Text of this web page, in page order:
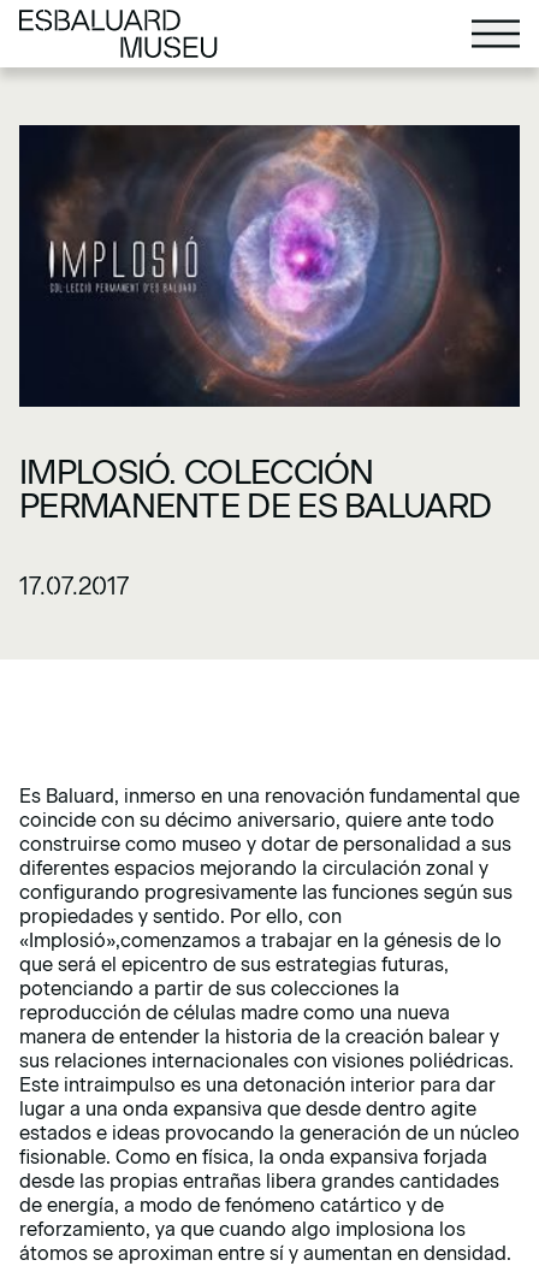
IMPLOSIÓ. COLECCIÓN
PERMANENTE DE ES BALUARD
17.07.2017
Es Baluard, inmerso en una renovación fundamental que
coincide con su décimo aniversario, quiere ante todo
construirse como museo y dotar de personalidad a sus
diferentes espacios mejorando la circulación zonal y
configurando progresivamente las funciones según sus
propiedades y sentido. Por ello, con
«Implosió»,comenzamos a trabajar en la génesis de lo
que será el epicentro de sus estrategias futuras,
potenciando a partir de sus colecciones la
reproducción de células madre como una nueva
manera de entender la historia de la creación balear y
sus relaciones internacionales con visiones poliédricas.
Este intraimpulso es una detonación interior para dar
lugar a una onda expansiva que desde dentro agite
estados e ideas provocando la generación de un núcleo
fisionable. Como en física, la onda expansiva forjada
desde las propias entrañas libera grandes cantidades
de energía, a modo de fenómeno catártico y de
reforzamiento, ya que cuando algo implosiona los
átomos se aproximan entre sí y aumentan en densidad.